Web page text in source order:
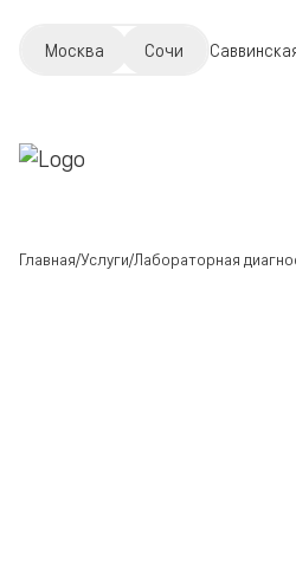
Москва Сочи
Главная Услуги Лабораторная